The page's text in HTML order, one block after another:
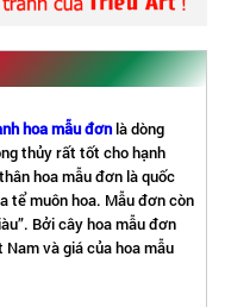
hoa mẫu đơnlà dòng
thủy rất tốt cho hạnh
hoa mẫu đơn là quốc
tể muôn hoa. Mẫu đơn còn
Bởi cây hoa mẫu đơn
và giá của hoa mẫu